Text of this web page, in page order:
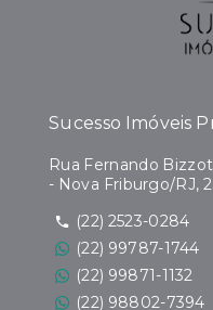
Sucesso Imóveis
Rua Fernando
- Nova Friburgo/RJ,
(22) 2523-0284
(22) 99787-1744
(22) 99871-1132
(22) 98802-7394